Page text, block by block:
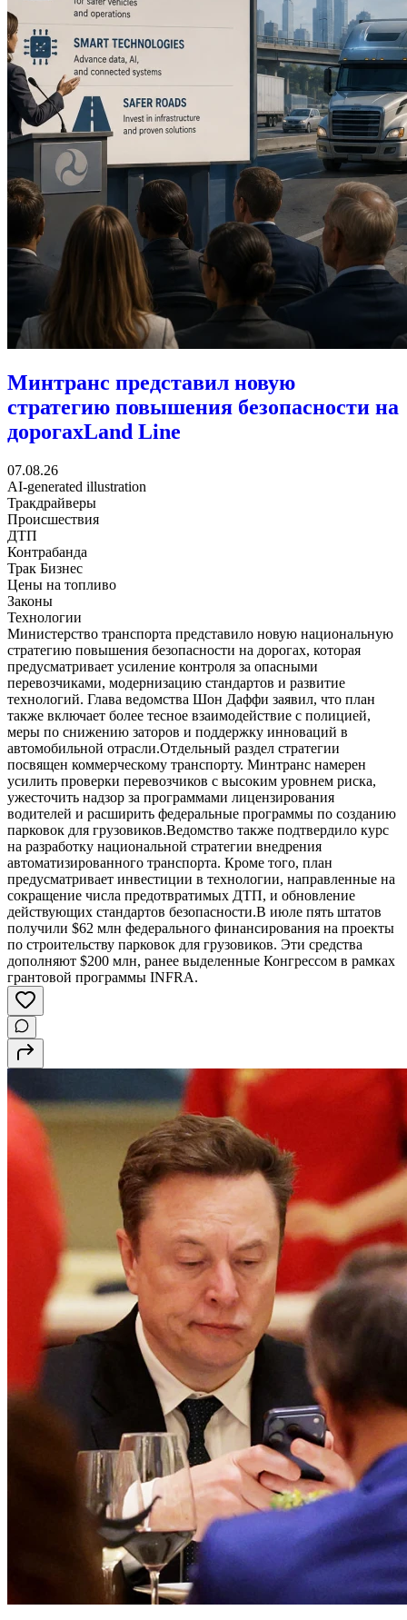
Минтранс представил новую
стратегию повышения безопасности на
дорогахLand Line
07.08.26
AI-generated illustration
Тракдрайверы
Происшествия
ДТП
Контрабанда
Трак Бизнес
Цены на топливо
Законы
Технологии
Министерство транспорта представило новую национальную
стратегию повышения безопасности на дорогах, которая
предусматривает усиление контроля за опасными
перевозчиками, модернизацию стандартов и развитие
технологий. Глава ведомства Шон Даффи заявил, что план
также включает более тесное взаимодействие с полицией,
меры по снижению заторов и поддержку инноваций в
автомобильной отрасли.Отдельный раздел стратегии
посвящен коммерческому транспорту. Минтранс намерен
усилить проверки перевозчиков с высоким уровнем риска,
ужесточить надзор за программами лицензирования
водителей и расширить федеральные программы по созданию
парковок для грузовиков.Ведомство также подтвердило курс
на разработку национальной стратегии внедрения
автоматизированного транспорта. Кроме того, план
предусматривает инвестиции в технологии, направленные на
сокращение числа предотвратимых ДТП, и обновление
действующих стандартов безопасности.В июле пять штатов
получили $62 млн федерального финансирования на проекты
по строительству парковок для грузовиков. Эти средства
дополняют $200 млн, ранее выделенные Конгрессом в рамках
грантовой программы INFRA.